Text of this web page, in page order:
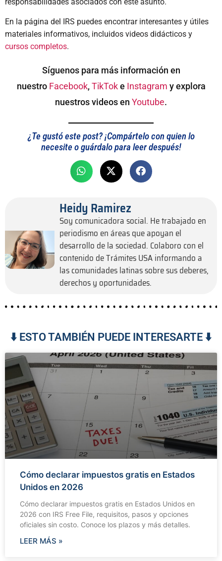
En la página del IRS puedes encontrar interesantes y útiles
materiales informativos, incluidos videos didácticos y
cursos completos.
Síguenos para más información en
nuestro Facebook, TikToke Instagram y explora
nuestros videos en Youtube.
¿Te gustó este post? ¡Compártelo con quien lo
necesite o guárdalo para leer después!
Heidy Ramirez
Soy comunicadora social. He trabajado en
periodismo en áreas que apoyan el
desarrollo de la sociedad. Colaboro con el
contenido de Trámites USA informando a
las comunidades latinas sobre sus deberes,
derechos y oportunidades.
⬇️ ESTO TAMBIÉN PUEDE INTERESARTE ⬇️
Cómo declarar impuestos gratis en Estados
Unidos en 2026
Cómo declarar impuestos gratis en Estados Unidos en
2026 con IRS Free File, requisitos, pasos y opciones
oficiales sin costo. Conoce los plazos y más detalles.
LEER MÁS »